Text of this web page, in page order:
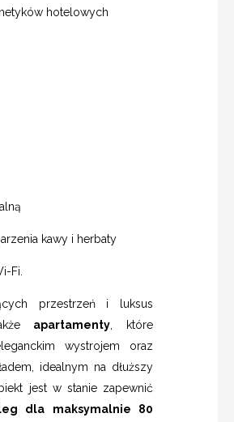
hotelowych
kawy i herbaty
Fi.
przestrzeń i luksus
apartamenty , które
wystrojem oraz
idealnym na dłuższy
jest w stanie zapewnić
dla maksymalnie 80